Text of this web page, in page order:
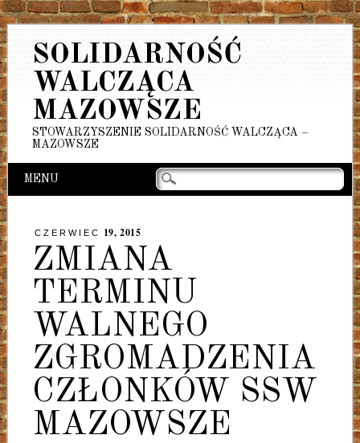
SOLIDARNOŚĆ
WALCZĄCA
MAZOWSZE
STOWARZYSZENIE SOLIDARNOŚĆ WALCZĄCA –
MAZOWSZE
Main menu
Skip
to
content
MENU
CZERWIEC 19, 2015
ZMIANA
TERMINU
WALNEGO
ZGROMADZENIA
CZŁONKÓW SSW
MAZOWSZE